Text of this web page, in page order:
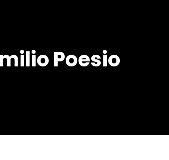
Poesio